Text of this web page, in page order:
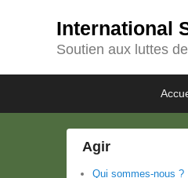
International
Soutien aux luttes
menu
Agir
Qui sommes-nous ?